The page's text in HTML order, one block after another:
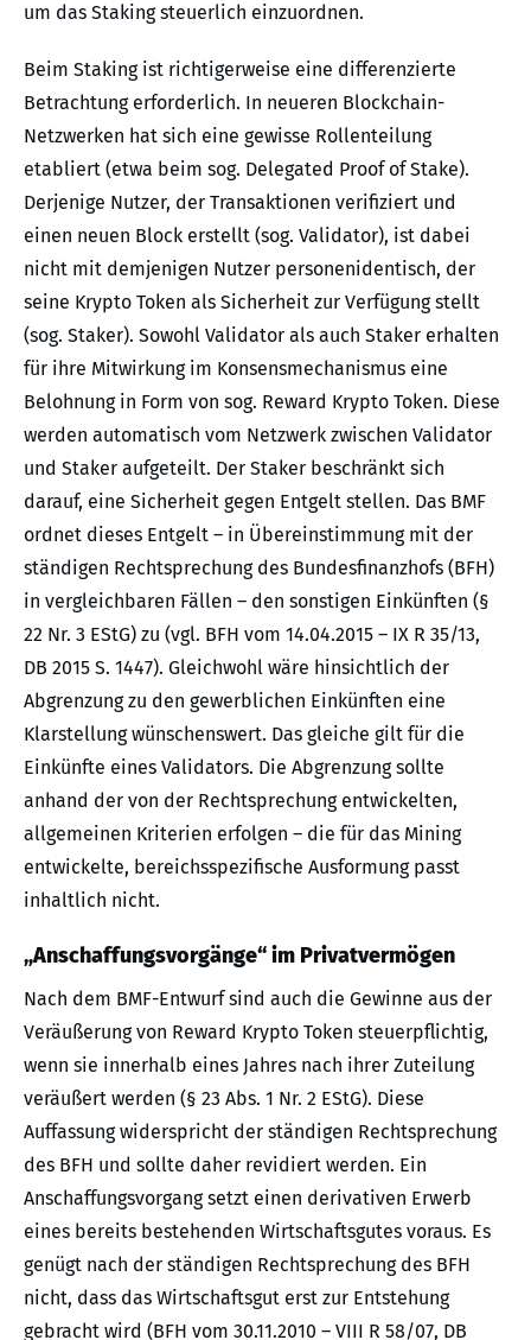
um das Staking steuerlich einzuordnen.
Beim Staking ist richtigerweise eine differenzierte
Betrachtung erforderlich. In neueren Blockchain-
Netzwerken hat sich eine gewisse Rollenteilung
etabliert (etwa beim sog. Delegated Proof of Stake).
Derjenige Nutzer, der Transaktionen verifiziert und
einen neuen Block erstellt (sog. Validator), ist dabei
nicht mit demjenigen Nutzer personenidentisch, der
seine Krypto Token als Sicherheit zur Verfügung stellt
(sog. Staker). Sowohl Validator als auch Staker erhalten
für ihre Mitwirkung im Konsensmechanismus eine
Belohnung in Form von sog. Reward Krypto Token. Diese
werden automatisch vom Netzwerk zwischen Validator
und Staker aufgeteilt. Der Staker beschränkt sich
darauf, eine Sicherheit gegen Entgelt stellen. Das BMF
ordnet dieses Entgelt – in Übereinstimmung mit der
ständigen Rechtsprechung des Bundesfinanzhofs (BFH)
in vergleichbaren Fällen – den sonstigen Einkünften (§
22 Nr. 3 EStG) zu (vgl. BFH vom 14.04.2015 – IX R 35/13,
DB 2015 S. 1447). Gleichwohl wäre hinsichtlich der
Abgrenzung zu den gewerblichen Einkünften eine
Klarstellung wünschenswert. Das gleiche gilt für die
Einkünfte eines Validators. Die Abgrenzung sollte
anhand der von der Rechtsprechung entwickelten,
allgemeinen Kriterien erfolgen – die für das Mining
entwickelte, bereichsspezifische Ausformung passt
inhaltlich nicht.
„Anschaffungsvorgänge“ im Privatvermögen
Nach dem BMF-Entwurf sind auch die Gewinne aus der
Veräußerung von Reward Krypto Token steuerpflichtig,
wenn sie innerhalb eines Jahres nach ihrer Zuteilung
veräußert werden (§ 23 Abs. 1 Nr. 2 EStG). Diese
Auffassung widerspricht der ständigen Rechtsprechung
des BFH und sollte daher revidiert werden. Ein
Anschaffungsvorgang setzt einen derivativen Erwerb
eines bereits bestehenden Wirtschaftsgutes voraus. Es
genügt nach der ständigen Rechtsprechung des BFH
nicht, dass das Wirtschaftsgut erst zur Entstehung
gebracht wird (BFH vom 30.11.2010 – VIII R 58/07, DB